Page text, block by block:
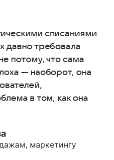
списаниями
давно требовала
потому, что сама
— наоборот, она
в том, как она
маркетингу